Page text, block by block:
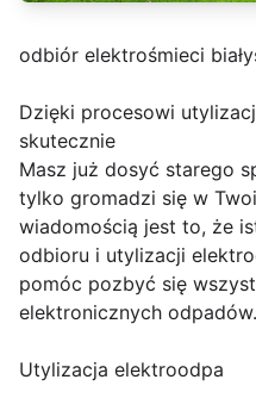
odbiór elektrośmieci
Dzięki procesowi
skutecznie
Masz już dosyć starego
tylko gromadzi się w
wiadomością jest to, że
odbioru i utylizacji
pomóc pozbyć się
elektronicznych odpadów.
Utylizacja elektroodpa